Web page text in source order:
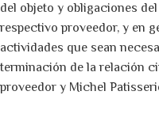
del objeto y obligaciones
respectivo proveedor, y en
actividades que sean
terminación de la relación
proveedor y Michel